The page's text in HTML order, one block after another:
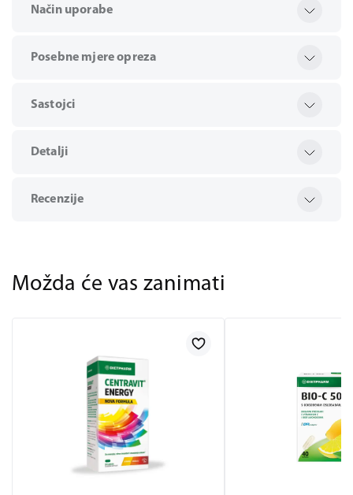
Način uporabe
Posebne mjere opreza
Sastojci
Detalji
Recenzije
Možda će vas zanimati